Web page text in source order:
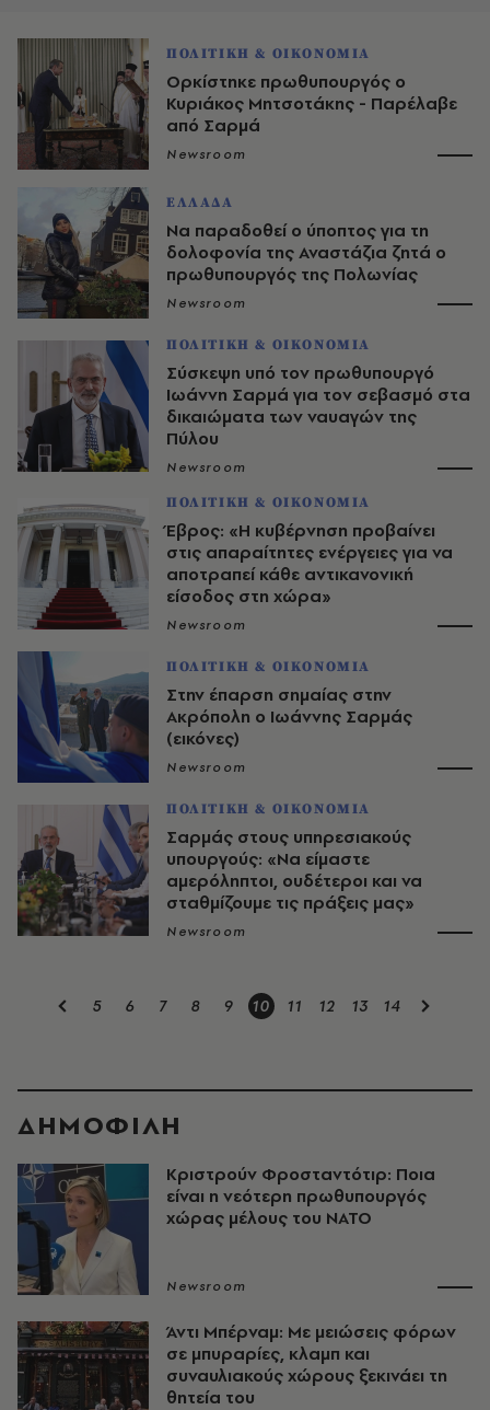
ΠΟΛΙΤΙΚΗ & ΟΙΚΟΝΟΜΙΑ
Oρκίστηκε πρωθυπουργός ο
Κυριάκος Μητσοτάκης - Παρέλαβε
από Σαρμά
Newsroom
ΕΛΛΑΔΑ
Να παραδοθεί ο ύποπτος για τη
δολοφονία της Αναστάζια ζητά ο
πρωθυπουργός της Πολωνίας
Newsroom
ΠΟΛΙΤΙΚΗ & ΟΙΚΟΝΟΜΙΑ
Σύσκεψη υπό τον πρωθυπουργό
Ιωάννη Σαρμά για τον σεβασμό στα
δικαιώματα των ναυαγών της
Πύλου
Newsroom
ΠΟΛΙΤΙΚΗ & ΟΙΚΟΝΟΜΙΑ
Έβρος: «Η κυβέρνηση προβαίνει
στις απαραίτητες ενέργειες για να
αποτραπεί κάθε αντικανονική
είσοδος στη χώρα»
Newsroom
ΠΟΛΙΤΙΚΗ & ΟΙΚΟΝΟΜΙΑ
Στην έπαρση σημαίας στην
Ακρόπολη ο Ιωάννης Σαρμάς
(εικόνες)
Newsroom
ΠΟΛΙΤΙΚΗ & ΟΙΚΟΝΟΜΙΑ
Σαρμάς στους υπηρεσιακούς
υπουργούς: «Να είμαστε
αμερόληπτοι, ουδέτεροι και να
σταθμίζουμε τις πράξεις μας»
Newsroom
5 6 7 8 9 10 11 12 13 14
ΔΗΜΟΦΙΛΗ
Κριστρούν Φροσταντότιρ: Ποια
είναι η νεότερη πρωθυπουργός
χώρας μέλους του ΝΑΤΟ
Newsroom
Άντι Μπέρναμ: Με μειώσεις φόρων
σε μπυραρίες, κλαμπ και
συναυλιακούς χώρους ξεκινάει τη
θητεία του